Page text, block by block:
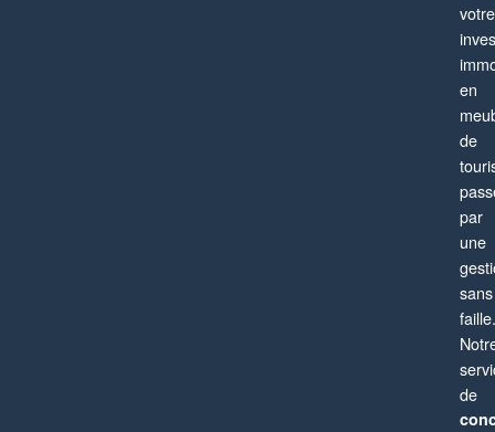
votre
en
de
par
une
sans
faille.
de